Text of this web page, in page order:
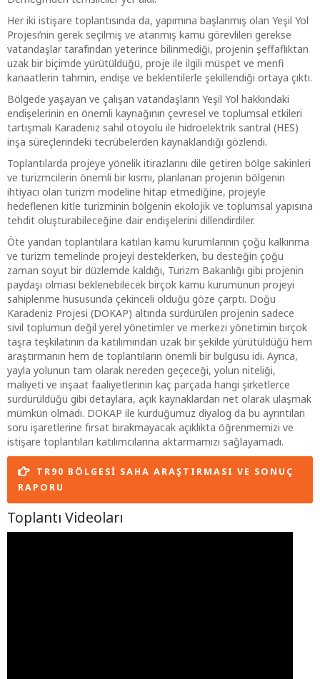
Her iki istişare toplantısında da, yapımına başlanmış olan Yeşil Yol
Projesi’nin gerek seçilmiş ve atanmış kamu görevlileri gerekse
vatandaşlar tarafından yeterince bilinmediği, projenin şeffaflıktan
uzak bir biçimde yürütüldüğü, proje ile ilgili müspet ve menfi
kanaatlerin tahmin, endişe ve beklentilerle şekillendiği ortaya çıktı.
Bölgede yaşayan ve çalışan vatandaşların Yeşil Yol hakkındaki
endişelerinin en önemli kaynağının çevresel ve toplumsal etkileri
tartışmalı Karadeniz sahil otoyolu ile hidroelektrik santral (HES)
inşa süreçlerindeki tecrübelerden kaynaklandığı gözlendi.
Toplantılarda projeye yönelik itirazlarını dile getiren bölge sakinleri
ve turizmcilerin önemli bir kısmı, planlanan projenin bölgenin
ihtiyacı olan turizm modeline hitap etmediğine, projeyle
hedeflenen kitle turizminin bölgenin ekolojik ve toplumsal yapısına
tehdit oluşturabileceğine dair endişelerini dillendirdiler.
Öte yandan toplantılara katılan kamu kurumlarının çoğu kalkınma
ve turizm temelinde projeyi desteklerken, bu desteğin çoğu
zaman soyut bir düzlemde kaldığı, Turizm Bakanlığı gibi projenin
paydaşı olması beklenebilecek birçok kamu kurumunun projeyi
sahiplenme hususunda çekinceli olduğu göze çarptı. Doğu
Karadeniz Projesi (DOKAP) altında sürdürülen projenin sadece
sivil toplumun değil yerel yönetimler ve merkezi yönetimin birçok
taşra teşkilatının da katılımından uzak bir şekilde yürütüldüğü hem
araştırmanın hem de toplantıların önemli bir bulgusu idi. Ayrıca,
yayla yolunun tam olarak nereden geçeceği, yolun niteliği,
maliyeti ve inşaat faaliyetlerinin kaç parçada hangi şirketlerce
sürdürüldüğü gibi detaylara, açık kaynaklardan net olarak ulaşmak
mümkün olmadı. DOKAP ile kurduğumuz diyalog da bu ayrıntıları
soru işaretlerine fırsat bırakmayacak açıklıkta öğrenmemizi ve
istişare toplantıları katılımcılarına aktarmamızı sağlayamadı.
TR90 BÖLGESI SAHA ARAŞTIRMASI VE SONUÇ
RAPORU
Toplantı Videoları